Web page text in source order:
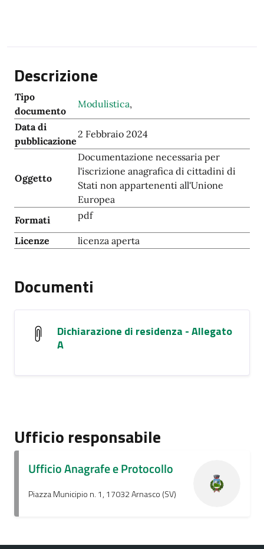
Descrizione
Tipo
documento
Modulistica,
Data di
pubblicazione
2 Febbraio 2024
Oggetto
Documentazione necessaria per
l'iscrizione anagrafica di cittadini di
Stati non appartenenti all'Unione
Europea
Formati
pdf
Licenze licenza aperta
Documenti
Dichiarazione di residenza - Allegato
A
Ufficio responsabile
Ufficio Anagrafe e Protocollo
Piazza Municipio n. 1, 17032 Arnasco (SV)